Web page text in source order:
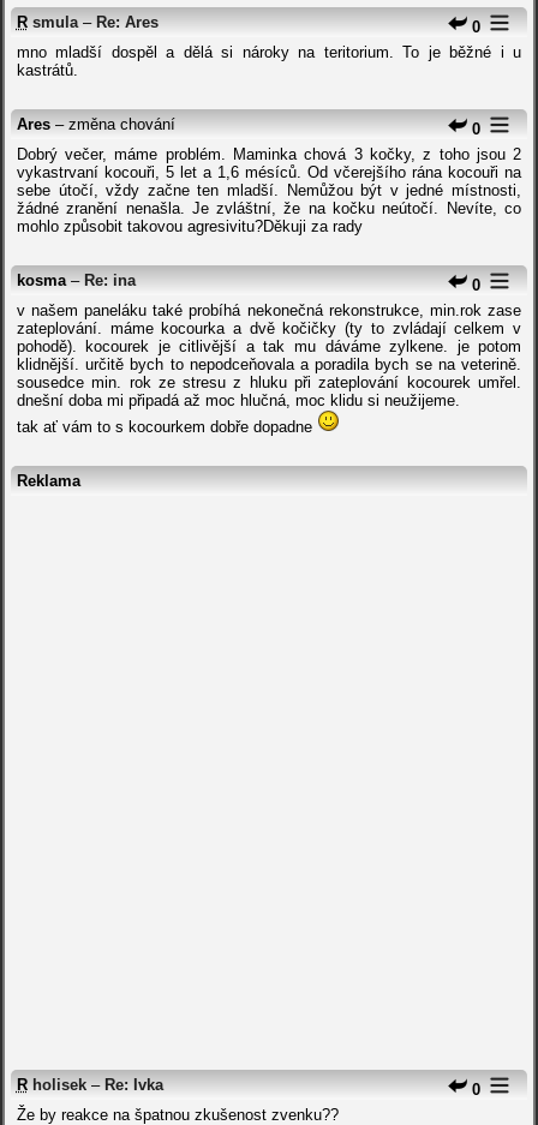
0
R smula – Re: Ares
mno mladší dospěl a dělá si nároky na teritorium. To je běžné i u
kastrátů.
0
Ares– změna chování
Dobrý večer, máme problém. Maminka chová 3 kočky, z toho jsou 2
vykastrvaní kocouři, 5 let a 1,6 mésíců. Od včerejšího rána kocouři na
sebe útočí, vždy začne ten mladší. Nemůžou být v jedné místnosti,
žádné zranění nenašla. Je zvláštní, že na kočku neútočí. Nevíte, co
mohlo způsobit takovou agresivitu?Děkuji za rady
0
kosma– Re: ina
v našem paneláku také probíhá nekonečná rekonstrukce, min.rok zase
zateplování. máme kocourka a dvě kočičky (ty to zvládají celkem v
pohodě). kocourek je citlivější a tak mu dáváme zylkene. je potom
klidnější. určitě bych to nepodceňovala a poradila bych se na veterině.
sousedce min. rok ze stresu z hluku při zateplování kocourek umřel.
dnešní doba mi připadá až moc hlučná, moc klidu si neužijeme.
tak ať vám to s kocourkem dobře dopadne
Reklama
0
R holisek – Re: Ivka
Že by reakce na špatnou zkušenost zvenku??